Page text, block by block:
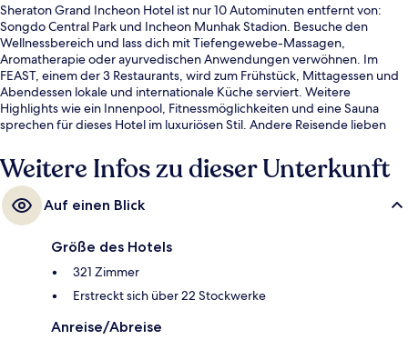
Sheraton Grand Incheon Hotel ist nur 10 Autominuten entfernt von:
Songdo Central Park und Incheon Munhak Stadion. Besuche den
Wellnessbereich und lass dich mit Tiefengewebe-Massagen,
Aromatherapie oder ayurvedischen Anwendungen verwöhnen. Im
FEAST, einem der 3 Restaurants, wird zum Frühstück, Mittagessen und
Abendessen lokale und internationale Küche serviert. Weitere
Highlights wie ein Innenpool, Fitnessmöglichkeiten und eine Sauna
sprechen für dieses Hotel im luxuriösen Stil. Andere Reisende lieben
kurzen Fußmarsch entfernt: Zur Station Universität Incheon sind es 9
Minuten und zur Station Central Park 15 Minuten.
Weitere Infos zu dieser Unterkunft
Auf einen Blick
Größe des Hotels
321 Zimmer
Erstreckt sich über 22 Stockwerke
Anreise/Abreise